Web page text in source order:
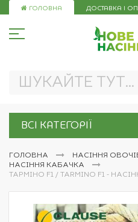
Skip
ГОЛОВНА ДОСТАВКА І
ВСІ КАТЕГОРІЇ
ГОЛОВНА
НАСІННЯ
НАСІННЯ КАБАЧКА
ТАРМІНО F1 / TARMINO F1 -
Перейти